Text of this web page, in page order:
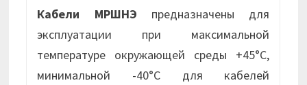
Кабели МРШНЭ предназначены для
эксплуатации при максимальной
температуре окружающей среды +45°С,
минимальной -40°С для кабелей